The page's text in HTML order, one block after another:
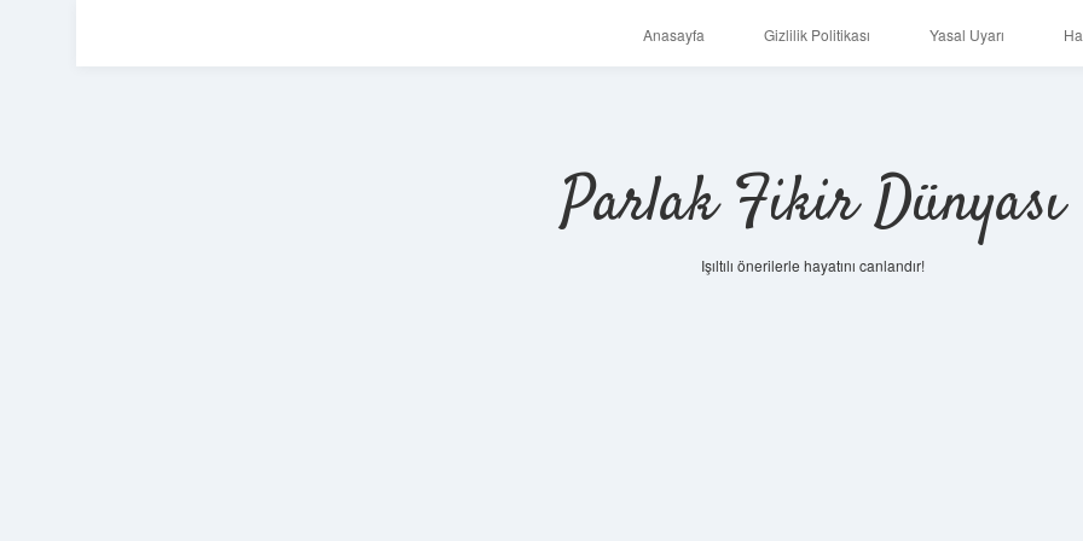
Anasayfa Gizlilik Politikası Yasal Uyarı
Parlak Fikir Dünyası
Işıltılı önerilerle hayatını canlandır!